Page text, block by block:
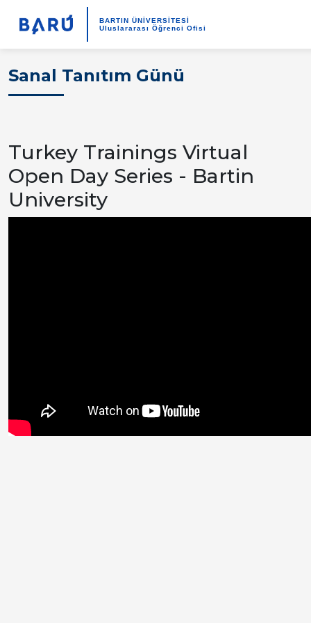
BARTIN ÜNİVERSİTESİ
Uluslararası Öğrenci Ofisi
Sanal Tanıtım Günü
Turkey Trainings Virtual
Open Day Series - Bartin
University